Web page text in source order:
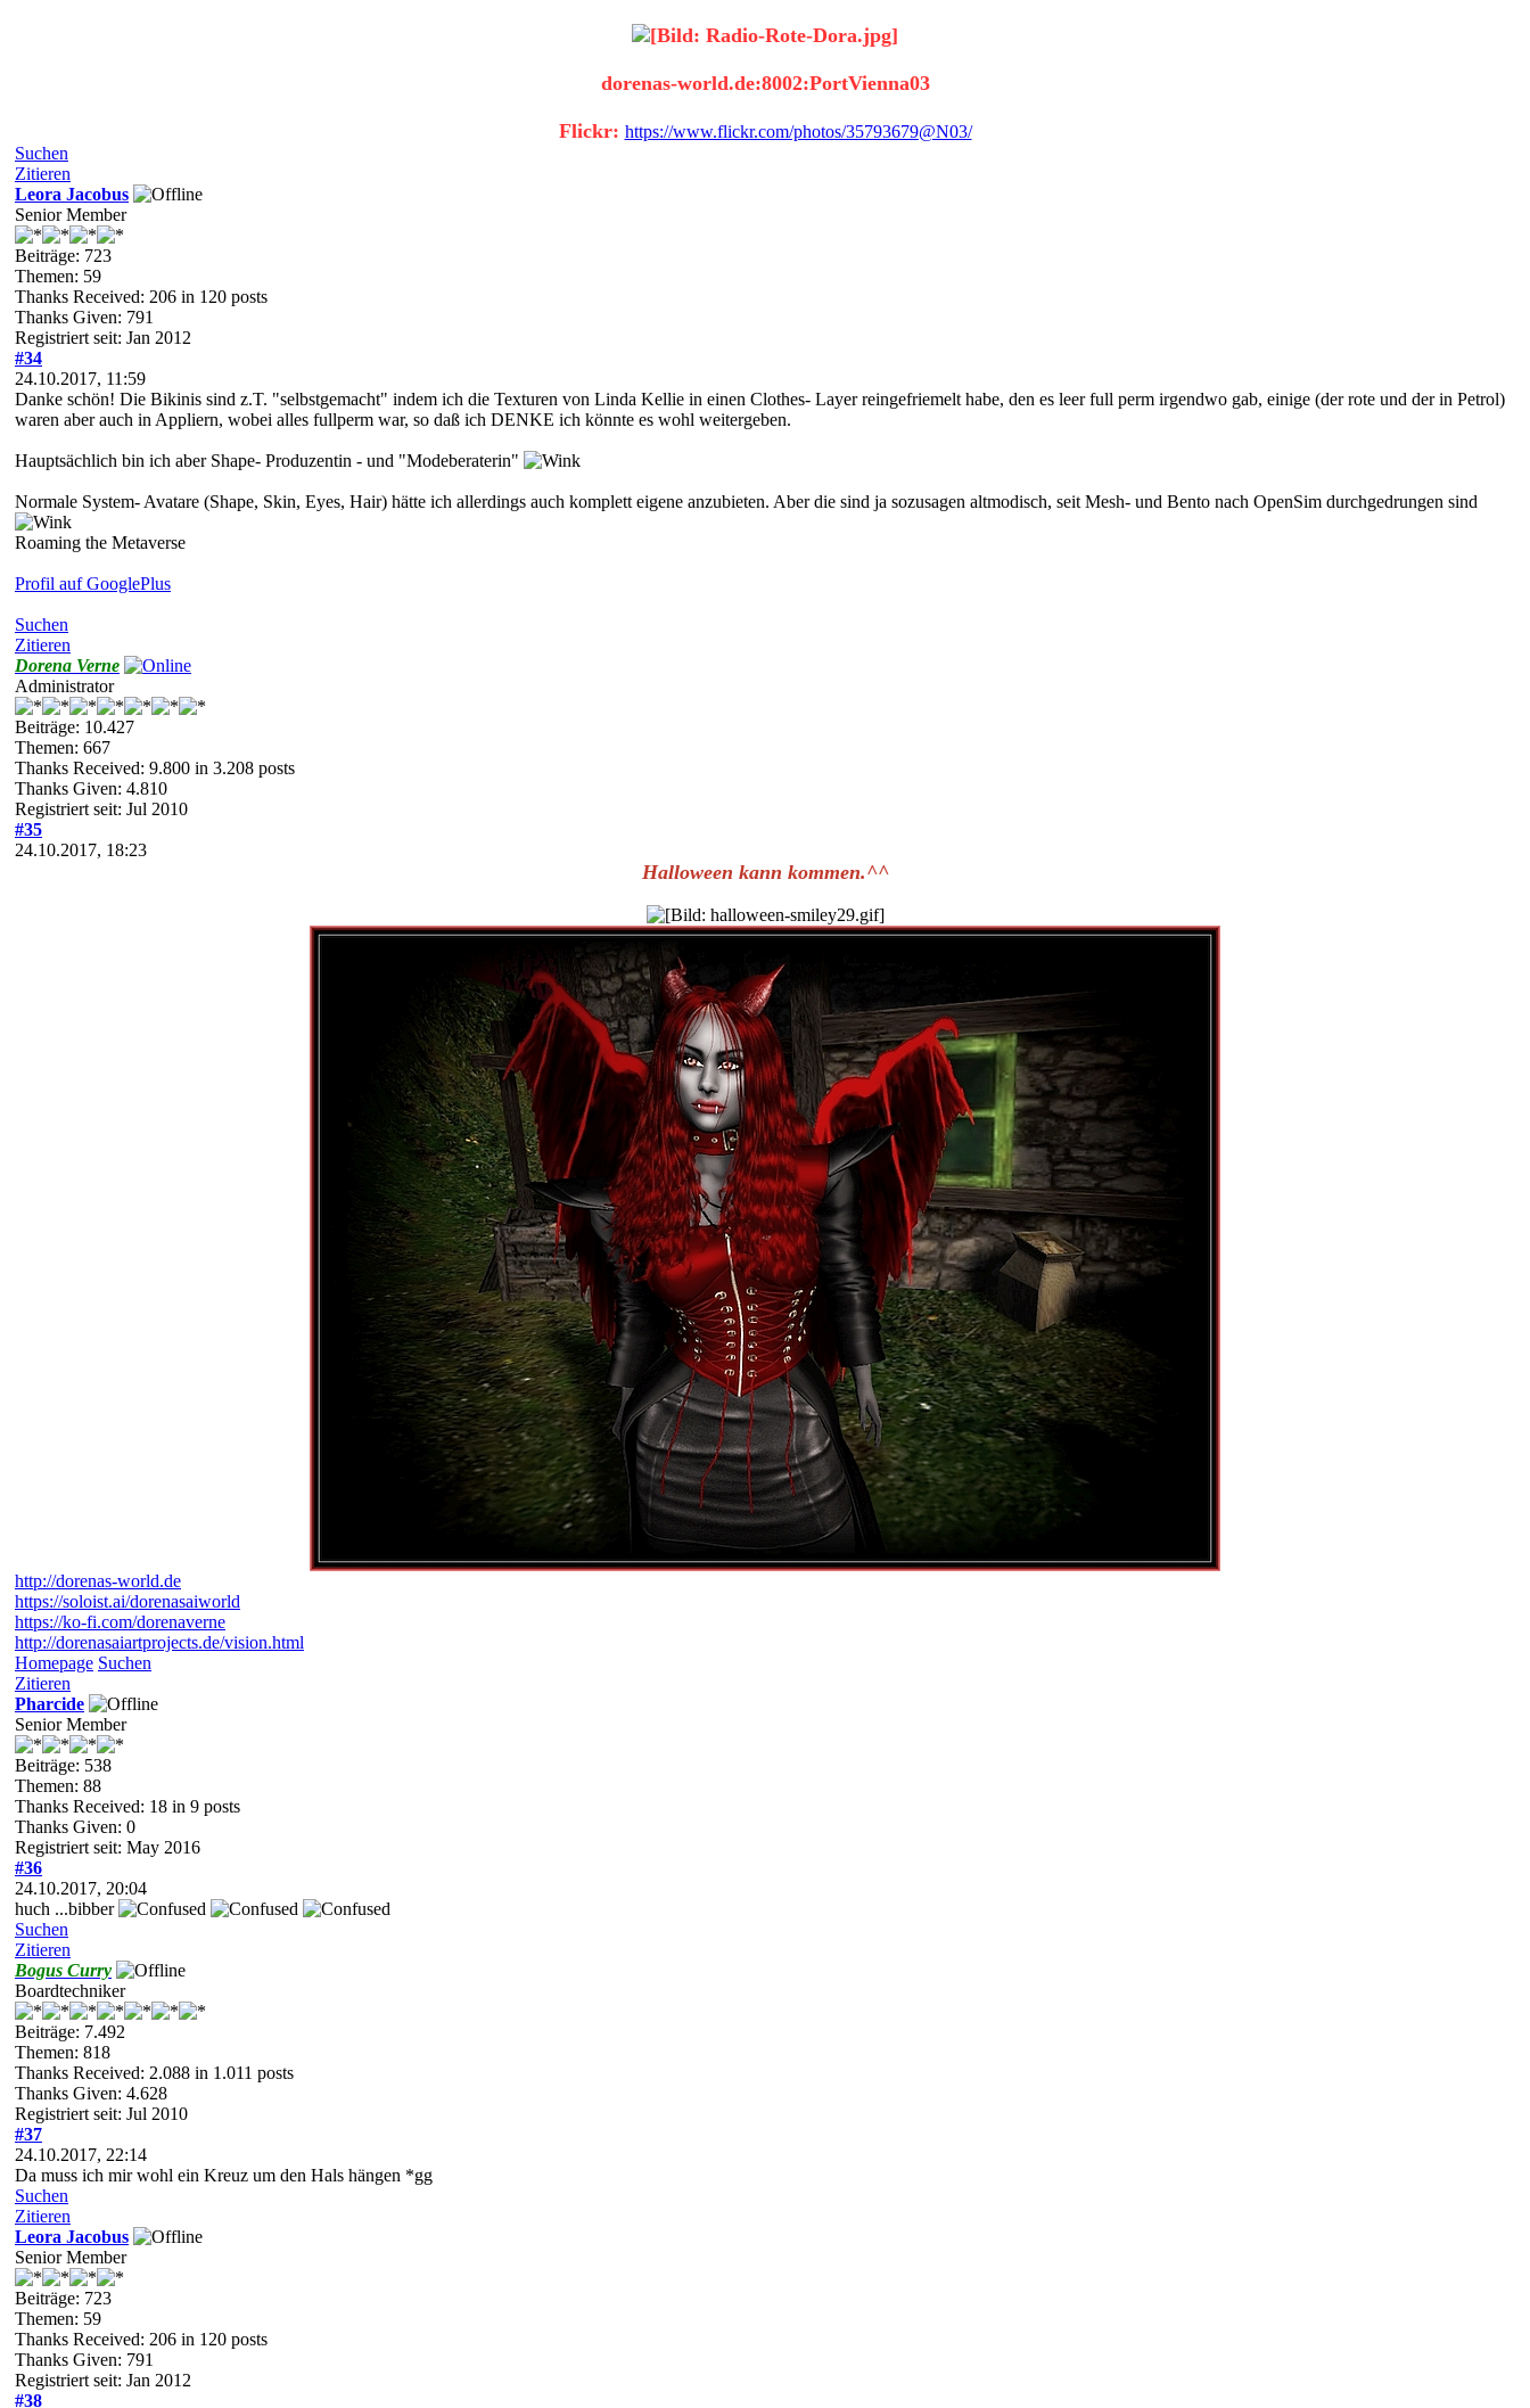
dorenas-world.de:8002:PortVienna03
Flickr: https://www.flickr.com/photos/35793679@N03/
Suchen
Zitieren
Leora Jacobus
Senior Member
Beiträge: 723
Themen: 59
Thanks Received: 206 in 120 posts
Thanks Given: 791
Registriert seit: Jan 2012
#34
24.10.2017, 11:59
Danke schön! Die Bikinis sind z.T. "selbstgemacht" indem ich die Texturen von Linda Kellie in einen Clothes- Layer reingefriemelt habe, den es leer full perm irgendwo gab, einige (der rote und der in Petrol)
waren aber auch in Appliern, wobei alles fullperm war, so daß ich DENKE ich könnte es wohl weitergeben.
Hauptsächlich bin ich aber Shape- Produzentin - und "Modeberaterin"
Normale System- Avatare (Shape, Skin, Eyes, Hair) hätte ich allerdings auch komplett eigene anzubieten. Aber die sind ja sozusagen altmodisch, seit Mesh- und Bento nach OpenSim durchgedrungen sind
Roaming the Metaverse
Profil auf GooglePlus
Suchen
Zitieren
Dorena Verne
Administrator
Beiträge: 10.427
Themen: 667
Thanks Received: 9.800 in 3.208 posts
Thanks Given: 4.810
Registriert seit: Jul 2010
#35
24.10.2017, 18:23
Halloween kann kommen.^^
http://dorenas-world.de
https://soloist.ai/dorenasaiworld
https://ko-fi.com/dorenaverne
http://dorenasaiartprojects.de/vision.html
Homepage Suchen
Zitieren
Pharcide
Senior Member
Beiträge: 538
Themen: 88
Thanks Received: 18 in 9 posts
Thanks Given: 0
Registriert seit: May 2016
#36
24.10.2017, 20:04
huch ...bibber
Suchen
Zitieren
Bogus Curry
Boardtechniker
Beiträge: 7.492
Themen: 818
Thanks Received: 2.088 in 1.011 posts
Thanks Given: 4.628
Registriert seit: Jul 2010
#37
24.10.2017, 22:14
Da muss ich mir wohl ein Kreuz um den Hals hängen *gg
Suchen
Zitieren
Leora Jacobus
Senior Member
Beiträge: 723
Themen: 59
Thanks Received: 206 in 120 posts
Thanks Given: 791
Registriert seit: Jan 2012
#38